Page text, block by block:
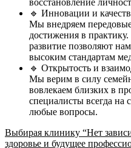
восстановление
🔹 Инновации и
Мы внедряем
достижения в
развитие позволяют
высоким стандартам
🔹 Открытость и
Мы верим в силу
вовлекаем близких в
специалисты всегда на
любые вопросы.
Выбирая клинику “Нет
здоровье и будущее